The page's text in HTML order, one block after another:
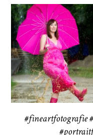
Babybauch
37
#fineartfotografie